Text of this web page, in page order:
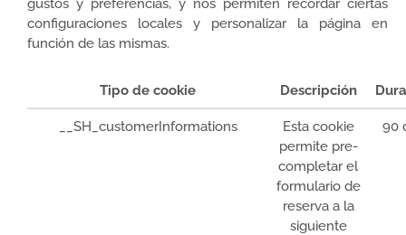
gustos y preferencias, y nos permiten recordar ciertas
configuraciones locales y personalizar la página en
función de las mismas.
Tipo de cookie Descripción
__SH_customerInformations
Esta cookie
permite pre-
completar el
formulario de
reserva a la
siguiente
90